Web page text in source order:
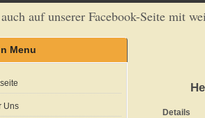
auf unserer Facebook-Seite mit
Menu
Uns
Details